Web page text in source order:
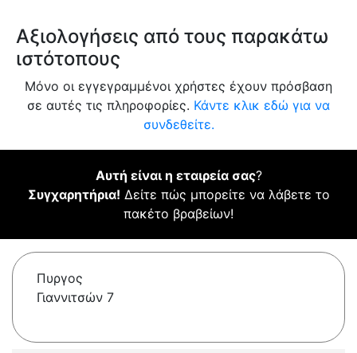
Αξιολογήσεις από τους παρακάτω
ιστότοπους
Μόνο οι εγγεγραμμένοι χρήστες έχουν πρόσβαση
σε αυτές τις πληροφορίες. Κάντε κλικ εδώ για να
συνδεθείτε.
Αυτή είναι η εταιρεία σας?
Συγχαρητήρια! Δείτε πώς μπορείτε να λάβετε το
πακέτο βραβείων!
Πυργος
Γιαννιτσών 7